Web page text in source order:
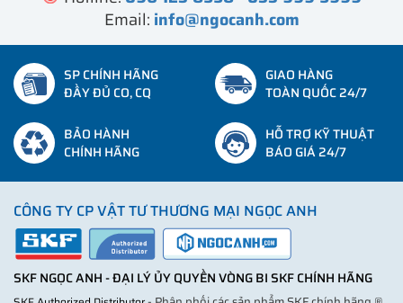
Email: info@ngocanh.com
SP CHÍNH HÃNG
ĐẦY ĐỦ CO, CQ
GIAO HÀNG
TOÀN QUỐC 24/7
BẢO HÀNH
CHÍNH HÃNG
HỖ TRỢ KỸ THUẬT
BÁO GIÁ 24/7
CÔNG TY CP VẬT TƯ THƯƠNG MẠI NGỌC ANH
SKF NGỌC ANH - ĐẠI LÝ ỦY QUYỀN VÒNG BI SKF CHÍNH HÃNG